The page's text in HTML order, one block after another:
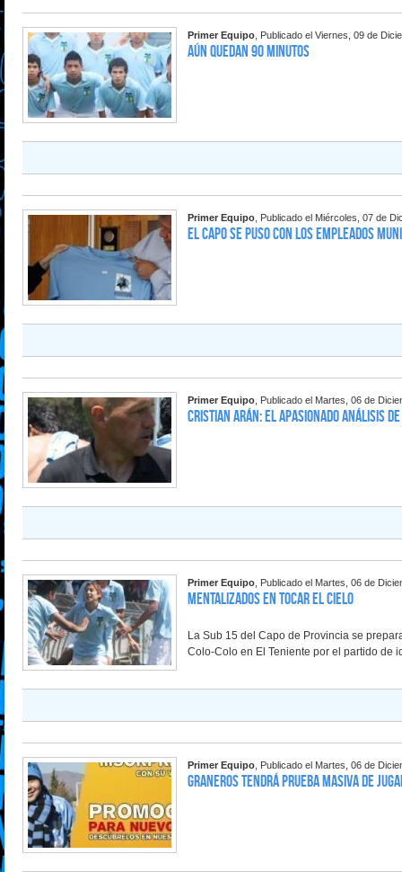
Primer Equipo , Publicado el Viernes, 09 de
Aún quedan 90 minutos
Primer Equipo , Publicado el Miércoles, 07 de
El Capo se puso con los empleados
Primer Equipo , Publicado el Martes, 06 de
Cristian Arán: El apasionado análisis
Primer Equipo , Publicado el Martes, 06 de
Mentalizados en tocar el cielo
La Sub 15 del Capo de Provincia se
Colo-Colo en El Teniente por el partido de
Primer Equipo , Publicado el Martes, 06 de
Graneros tendrá prueba masiva de